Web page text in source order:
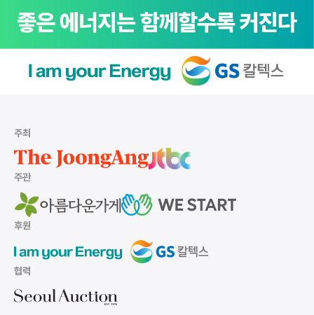
주최
주관
후원
협력